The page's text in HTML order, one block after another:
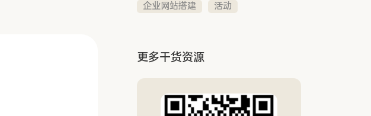
企业网站搭建
活动
更多干货资源